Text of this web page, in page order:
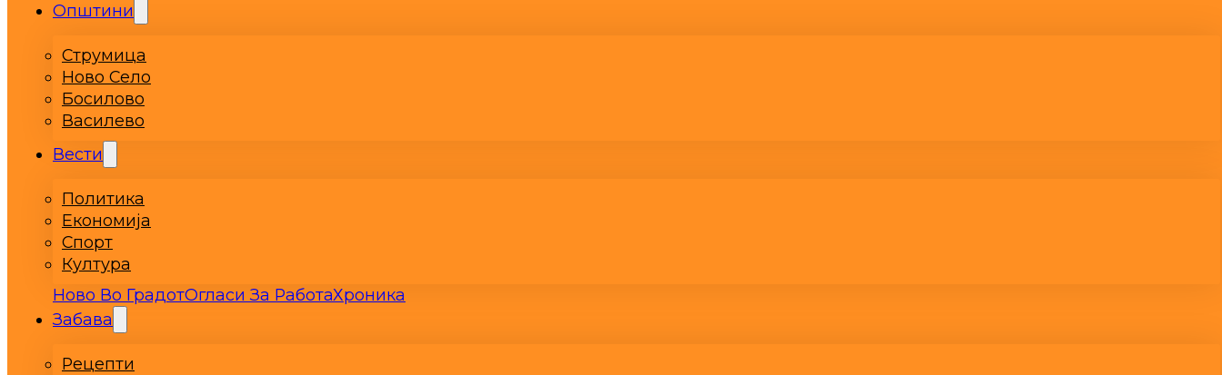
Општини
Струмица
Ново Село
Босилово
Василево
Вести
Политика
Економија
Спорт
Култура
Ново Во ГрадотОгласи За РаботаХроника
Забава
Рецепти